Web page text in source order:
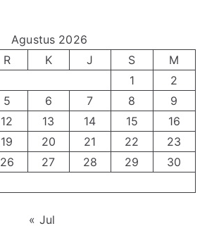
Agustus 2026
R K J S
M
1
2
5 6 7 8
9
12 13 14 15
16
19 20 21 22
23
26 27 28 29
30
« Jul